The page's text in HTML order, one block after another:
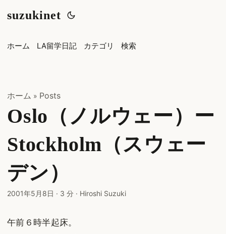
suzukinet
ホーム LA留学日記 カテゴリ 検索
ホーム » Posts
Oslo（ノルウェー）ー
Stockholm（スウェー
デン）
2001年5月8日 · 3 分 · Hiroshi Suzuki
午前６時半起床。